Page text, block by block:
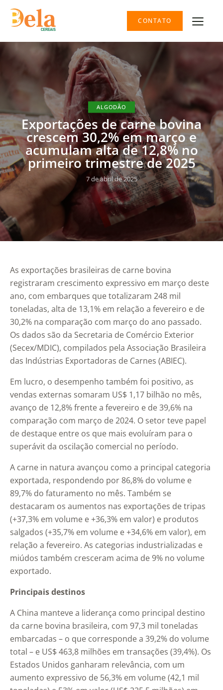
CONTATO
ALGODÃO
Exportações de carne bovina
crescem 30,2% em março e
acumulam alta de 12,8% no
primeiro trimestre de 2025
7 de abril de 2025
As exportações brasileiras de carne bovina
registraram crescimento expressivo em março deste
ano, com embarques que totalizaram 248 mil
toneladas, alta de 13,1% em relação a fevereiro e de
30,2% na comparação com março do ano passado.
Os dados são da Secretaria de Comércio Exterior
(Secex/MDIC), compilados pela Associação Brasileira
das Indústrias Exportadoras de Carnes (ABIEC).
Em lucro, o desempenho também foi positivo, as
vendas externas somaram US$ 1,17 bilhão no mês,
avanço de 12,8% frente a fevereiro e de 39,6% na
comparação com março de 2024. O setor teve papel
de destaque entre os que mais evoluíram para o
superávit da oscilação comercial no período.
A carne in natura avançou como a principal categoria
exportada, respondendo por 86,8% do volume e
89,7% do faturamento no mês. Também se
destacaram os aumentos nas exportações de tripas
(+37,3% em volume e +36,3% em valor) e produtos
salgados (+35,7% em volume e +34,6% em valor), em
relação a fevereiro. As categorias industrializadas e
miúdos também cresceram acima de 9% no volume
exportado.
Principais destinos
A China manteve a liderança como principal destino
da carne bovina brasileira, com 97,3 mil toneladas
embarcadas – o que corresponde a 39,2% do volume
total – e US$ 463,8 milhões em transações (39,4%). Os
Estados Unidos ganharam relevância, com um
aumento expressivo de 56,3% em volume (42,1 mil